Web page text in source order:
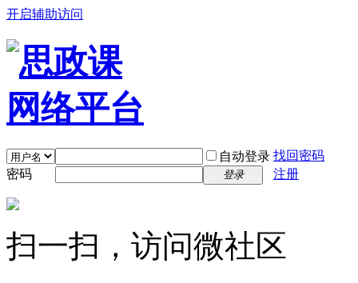
开启辅助访问
自动登录 找回密码
密码
登录 注册
扫一扫，访问微社区